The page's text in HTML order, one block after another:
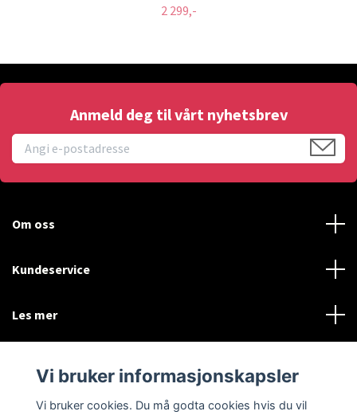
2 299,-
Anmeld deg til vårt nyhetsbrev
Om oss
Kundeservice
Les mer
Vi bruker informasjonskapsler
Vi bruker cookies. Du må godta cookies hvis du vil